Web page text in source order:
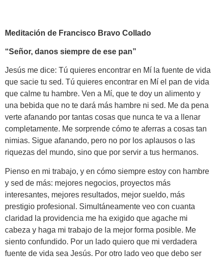
Meditación de Francisco Bravo Collado
“Señor, danos siempre de ese pan”
Jesús me dice: Tú quieres encontrar en Mí la fuente de vida
que sacie tu sed. Tú quieres encontrar en Mí el pan de vida
que calme tu hambre. Ven a Mí, que te doy un alimento y
una bebida que no te dará más hambre ni sed. Me da pena
verte afanando por tantas cosas que nunca te va a llenar
completamente. Me sorprende cómo te aferras a cosas tan
nimias. Sigue afanando, pero no por los aplausos o las
riquezas del mundo, sino que por servir a tus hermanos.
Pienso en mi trabajo, y en cómo siempre estoy con hambre
y sed de más: mejores negocios, proyectos más
interesantes, mejores resultados, mejor sueldo, más
prestigio profesional. Simultáneamente veo con cuanta
claridad la providencia me ha exigido que agache mi
cabeza y haga mi trabajo de la mejor forma posible. Me
siento confundido. Por un lado quiero que mi verdadera
fuente de vida sea Jesús. Por otro lado veo que debo ser